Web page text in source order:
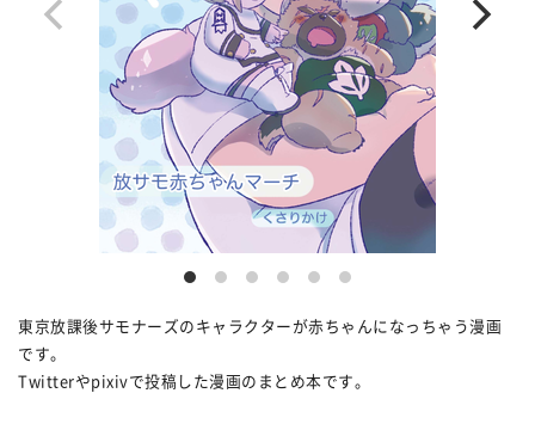
東京放課後サモナーズのキャラクターが赤ちゃんになっちゃう漫画
です。
Twitterやpixivで投稿した漫画のまとめ本です。